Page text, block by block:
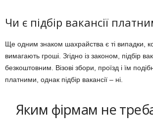
Чи є підбір вакансії
Ще одним знаком шахрайства є ті випадки,
вимагають гроші. Згідно із законом, підбір
безкоштовним. Візові збори, проїзд і їм
платними, однак підбір вакансії – ні.
Яким фірмам не